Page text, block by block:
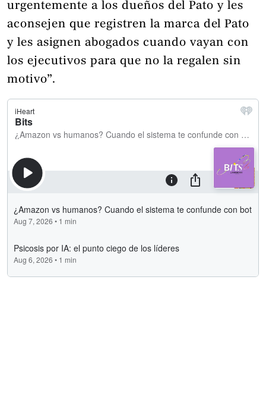
urgentemente a los dueños del Pato y les
aconsejen que registren la marca del Pato
y les asignen abogados cuando vayan con
los ejecutivos para que no la regalen sin
motivo”.